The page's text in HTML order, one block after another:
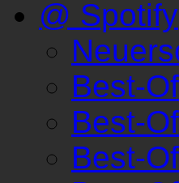
@ Spotify
Best-
Best-
Best-